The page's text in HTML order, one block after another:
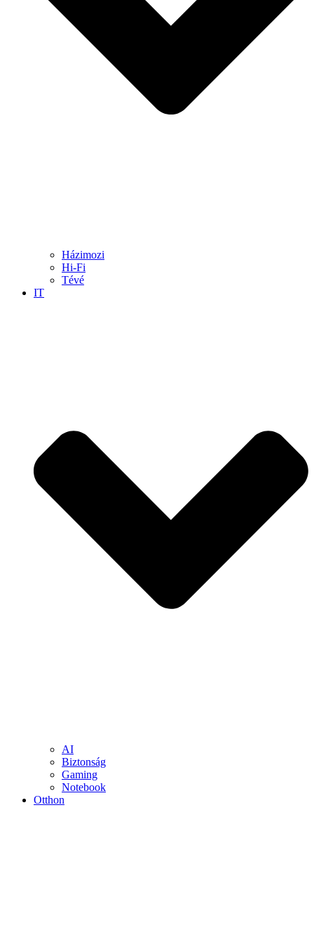
Házimozi
Hi-Fi
Tévé
IT
AI
Biztonság
Gaming
Notebook
Otthon